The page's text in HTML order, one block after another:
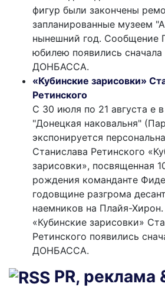
фигур были закончены
запланированные музеем
нынешний год. Сообщение
юбилею появились сначала
ДОНБАССА.
«Кубинские зарисовки»
Ретинского
С 30 июля по 21 августа е
"Донецкая наковальня"
экспонируется
Станислава Ретинского
зарисовки», посвященная
рождения команданте
годовщине разгрома
наемников на Плайя-
«Кубинские зарисовки»
Ретинского появились
ДОНБАССА.
PR, реклама